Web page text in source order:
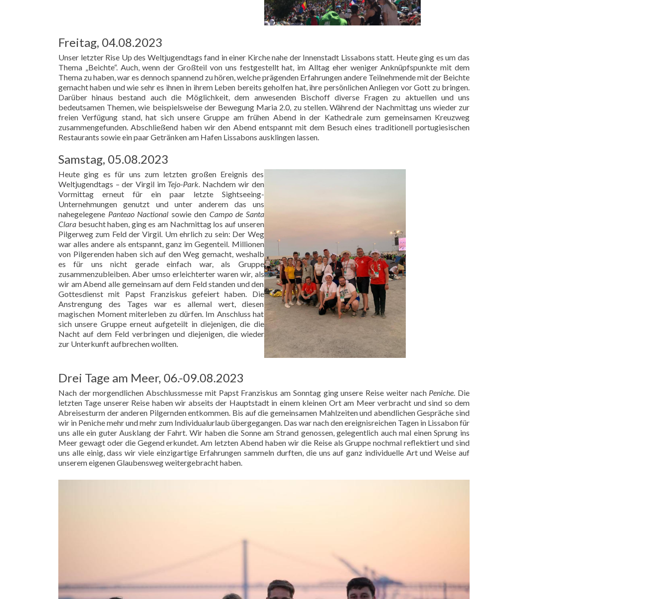
Freitag, 04.08.2023
Unser letzter Rise Up des Weltjugendtags fand in einer Kirche nahe der Innenstadt Lissabons statt. Heute ging es um das
Thema „Beichte“. Auch, wenn der Großteil von uns festgestellt hat, im Alltag eher weniger Anknüpfspunkte mit dem
Thema zu haben, war es dennoch spannend zu hören, welche prägenden Erfahrungen andere Teilnehmende mit der Beichte
gemacht haben und wie sehr es ihnen in ihrem Leben bereits geholfen hat, ihre persönlichen Anliegen vor Gott zu bringen.
Darüber hinaus bestand auch die Möglichkeit, dem anwesenden Bischoff diverse Fragen zu aktuellen und uns
bedeutsamen Themen, wie beispielsweise der Bewegung Maria 2.0, zu stellen. Während der Nachmittag uns wieder zur
freien Verfügung stand, hat sich unsere Gruppe am frühen Abend in der Kathedrale zum gemeinsamen Kreuzweg
zusammengefunden. Abschließend haben wir den Abend entspannt mit dem Besuch eines traditionell portugiesischen
Restaurants sowie ein paar Getränken am Hafen Lissabons ausklingen lassen.
Samstag, 05.08.2023
Heute ging es für uns zum letzten großen Ereignis des
Weltjugendtags – der Virgil im Tejo-Park. Nachdem wir den
Vormittag erneut für ein paar letzte Sightseeing-
Unternehmungen genutzt und unter anderem das uns
nahegelegene Panteao Nactional sowie den Campo de Santa
Clara besucht haben, ging es am Nachmittag los auf unseren
Pilgerweg zum Feld der Virgil. Um ehrlich zu sein: Der Weg
war alles andere als entspannt, ganz im Gegenteil. Millionen
von Pilgerenden haben sich auf den Weg gemacht, weshalb
es für uns nicht gerade einfach war, als Gruppe
zusammenzubleiben. Aber umso erleichterter waren wir, als
wir am Abend alle gemeinsam auf dem Feld standen und den
Gottesdienst mit Papst Franziskus gefeiert haben. Die
Anstrengung des Tages war es allemal wert, diesen
magischen Moment miterleben zu dürfen. Im Anschluss hat
sich unsere Gruppe erneut aufgeteilt in diejenigen, die die
Nacht auf dem Feld verbringen und diejenigen, die wieder
zur Unterkunft aufbrechen wollten.
Drei Tage am Meer, 06.-09.08.2023
Nach der morgendlichen Abschlussmesse mit Papst Franziskus am Sonntag ging unsere Reise weiter nach Peniche. Die
letzten Tage unserer Reise haben wir abseits der Hauptstadt in einem kleinen Ort am Meer verbracht und sind so dem
Abreisesturm der anderen Pilgernden entkommen. Bis auf die gemeinsamen Mahlzeiten und abendlichen Gespräche sind
wir in Peniche mehr und mehr zum Individualurlaub übergegangen. Das war nach den ereignisreichen Tagen in Lissabon für
uns alle ein guter Ausklang der Fahrt. Wir haben die Sonne am Strand genossen, gelegentlich auch mal einen Sprung ins
Meer gewagt oder die Gegend erkundet. Am letzten Abend haben wir die Reise als Gruppe nochmal reflektiert und sind
uns alle einig, dass wir viele einzigartige Erfahrungen sammeln durften, die uns auf ganz individuelle Art und Weise auf
unserem eigenen Glaubensweg weitergebracht haben.